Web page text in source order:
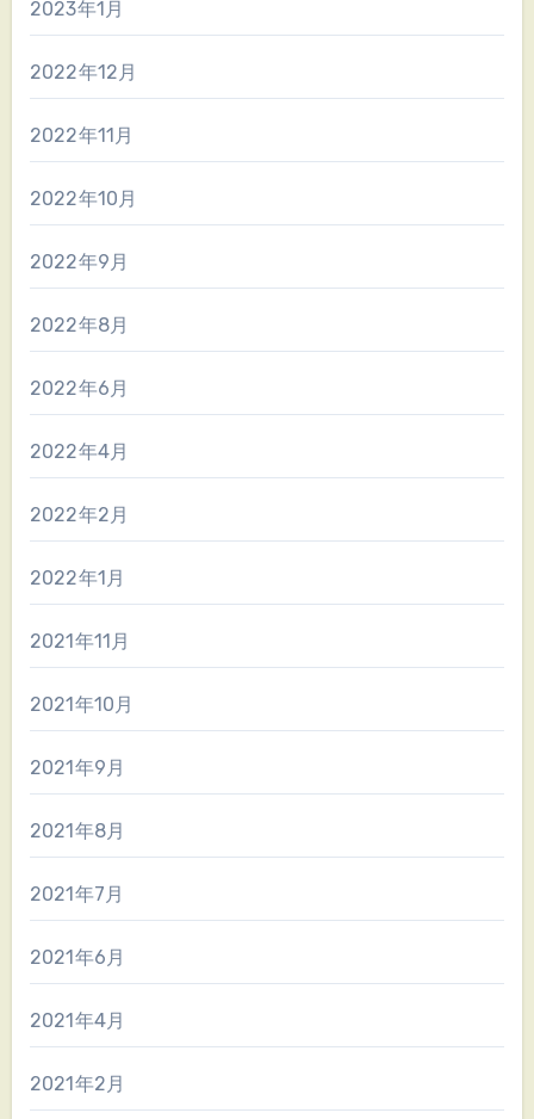
2023年1月
2022年12月
2022年11月
2022年10月
2022年9月
2022年8月
2022年6月
2022年4月
2022年2月
2022年1月
2021年11月
2021年10月
2021年9月
2021年8月
2021年7月
2021年6月
2021年4月
2021年2月